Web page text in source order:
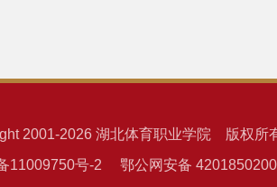
2001-2026 湖北体育职业学院 版权所
11009750号-2 鄂公网安备